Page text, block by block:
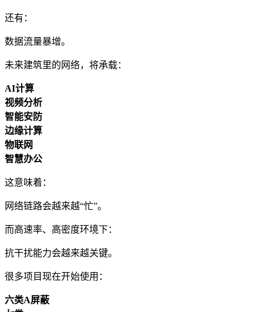
还有：
数据流量暴增。
未来建筑里的网络，将承载：
AI计算
视频分析
智能安防
边缘计算
物联网
智慧办公
这意味着：
网络链路会越来越“忙”。
而高速率、高密度环境下：
抗干扰能力会越来越关键。
很多项目现在开始使用：
六类A屏蔽